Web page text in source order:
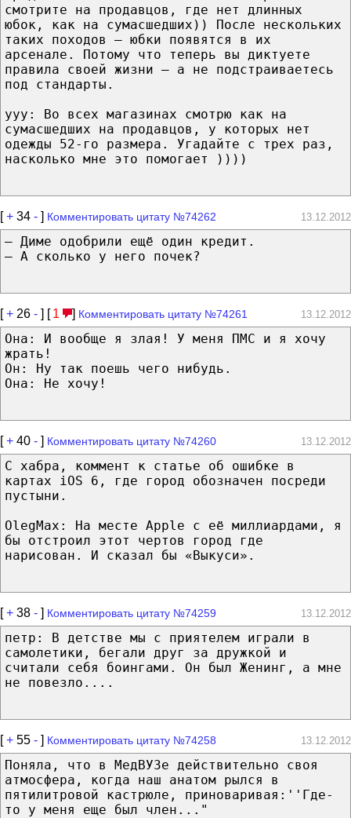
смотрите на продавцов, где нет длинных
юбок, как на сумасшедших)) После нескольких
таких походов – юбки появятся в их
арсенале. Потому что теперь вы диктуете
правила своей жизни – а не подстраиваетесь
под стандарты.
ууу: Во всех магазинах смотрю как на
сумасшедших на продавцов, у которых нет
одежды 52-го размера. Угадайте с трех раз,
насколько мне это помогает ))))
[+ 34 - ] Комментировать цитату №74262 13.12.2012
— Диме одобрили ещё один кредит.
— А сколько у него почек?
[+ 26 - ] [ 1 ] Комментировать цитату №74261 13.12.2012
Она: И вообще я злая! У меня ПМС и я хочу
жрать!
Он: Ну так поешь чего нибудь.
Она: Не хочу!
[+ 40 - ] Комментировать цитату №74260 13.12.2012
С хабра, коммент к статье об ошибке в
картах iOS 6, где город обозначен посреди
пустыни.
OlegMax: На месте Apple с её миллиардами, я
бы отстроил этот чертов город где
нарисован. И сказал бы «Выкуси».
[+ 38 - ] Комментировать цитату №74259 13.12.2012
петр: В детстве мы с приятелем играли в
самолетики, бегали друг за дружкой и
считали себя боингами. Он был Женинг, а мне
не повезло....
[+ 55 - ] Комментировать цитату №74258 13.12.2012
Поняла, что в МедВУЗе действительно своя
атмосфера, когда наш анатом рылся в
пятилитровой кастрюле, приноваривая:''Где-
то у меня еще был член..."